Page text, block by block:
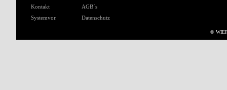
Kontakt
Systemvor.
AGB´s
Datenschutz
©